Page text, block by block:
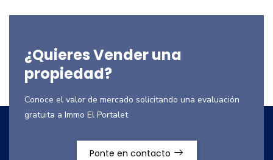
¿Quieres Vender una
propiedad?
Conoce el valor de mercado solicitando una evaluación
gratuita a Immo El Portalet
Ponte en contacto